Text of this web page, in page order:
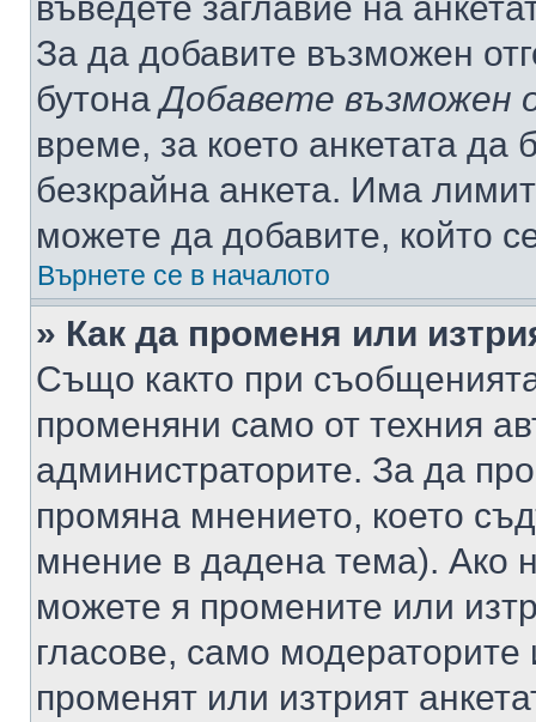
За да добавите възможен
бутонаДобавете възможен
време, за което анкетата да
безкрайна анкета. Има
можете да добавите, който
Върнете се в началото
» Как да променя или
Също както при
променяни само от техния
администраторите. За да
промяна мнението, което
мнение в дадена тема). Ако
можете я промените или
гласове, само
променят или изтрият